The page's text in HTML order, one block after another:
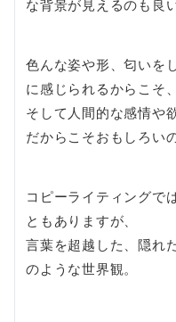
な背景が見えるのも良
色んな姿や形、匂いを
に感じられるからこそ、
そして人間的な感情や
だからこそおもしろい
コピーライティングで
ともありますが、
言葉を超越した、隠れ
のような世界観。